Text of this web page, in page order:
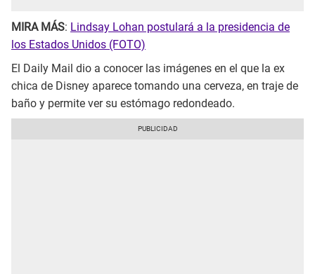
MIRA MÁS: Lindsay Lohan postulará a la presidencia de
los Estados Unidos (FOTO)
El Daily Mail dio a conocer las imágenes en el que la ex
chica de Disney aparece tomando una cerveza, en traje de
baño y permite ver su estómago redondeado.